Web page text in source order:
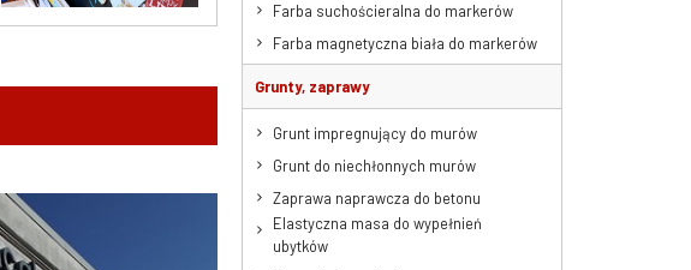
Farba suchościeralna do markerów
Farba magnetyczna biała do markerów
Grunty, zaprawy
Grunt impregnujący do murów
Grunt do niechłonnych murów
Zaprawa naprawcza do betonu
Elastyczna masa do wypełnień
ubytków